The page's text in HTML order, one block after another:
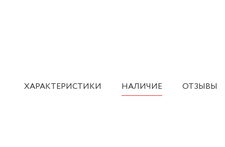
ХАРАКТЕРИСТИКИ НАЛИЧИЕ ОТЗЫВЫ